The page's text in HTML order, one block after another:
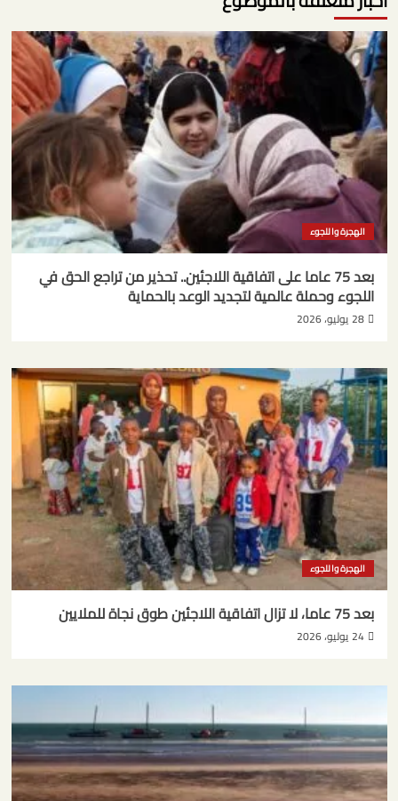
الهجرة واللجوء
بعد 75 عاما على اتفاقية اللاجئين.. تحذير من تراجع الحق في
اللجوء وحملة عالمية لتجديد الوعد بالحماية
28 يوليو، 2026
الهجرة واللجوء
بعد 75 عاما، لا تزال اتفاقية اللاجئين طوق نجاة للملايين
24 يوليو، 2026